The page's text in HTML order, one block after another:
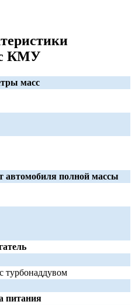
с КМУ
масс
автомобиля полной массы
турбонаддувом
питания